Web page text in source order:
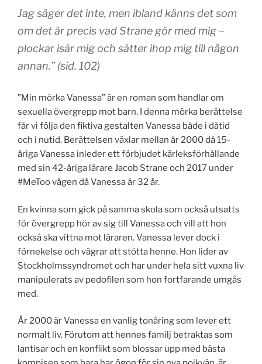
Jag säger det inte, men ibland känns det som
om det är precis vad Strane gör med mig –
plockar isär mig och sätter ihop mig till någon
annan.” (sid. 102)
”Min mörka Vanessa” är en roman som handlar om
sexuella övergrepp mot barn. I denna mörka berättelse
får vi följa den fiktiva gestalten Vanessa både i dåtid
och i nutid. Berättelsen växlar mellan år 2000 då 15-
åriga Vanessa inleder ett förbjudet kärleksförhållande
med sin 42-åriga lärare Jacob Strane och 2017 under
#MeToo vågen då Vanessa är 32 år.
En kvinna som gick på samma skola som också utsatts
för övergrepp hör av sig till Vanessa och vill att hon
också ska vittna mot läraren. Vanessa lever dock i
förnekelse och vägrar att stötta henne. Hon lider av
Stockholmssyndromet och har under hela sitt vuxna liv
manipulerats av pedofilen som hon fortfarande umgås
med.
År 2000 är Vanessa en vanlig tonåring som lever ett
normalt liv. Förutom att hennes familj betraktas som
lantisar och en konflikt som blossar upp med bästa